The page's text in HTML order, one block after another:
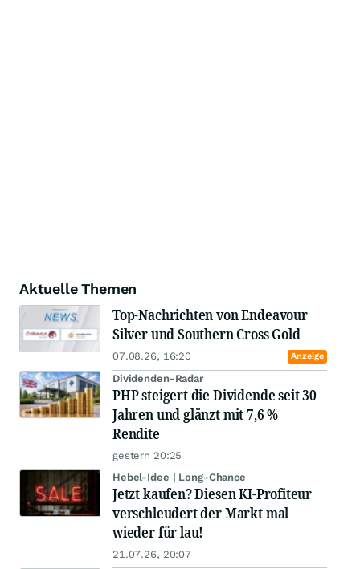
Aktuelle Themen
Top-Nachrichten von Endeavour
Silver und Southern Cross Gold
07.08.26, 16:20 Anzeige
Dividenden-Radar
PHP steigert die Dividende seit 30
Jahren und glänzt mit 7,6 %
Rendite
gestern 20:25
Hebel-Idee | Long-Chance
Jetzt kaufen? Diesen KI-Profiteur
verschleudert der Markt mal
wieder für lau!
21.07.26, 20:07